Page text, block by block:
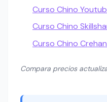
Curso Chino
Curso Chino
Curso Chino
Compara precios